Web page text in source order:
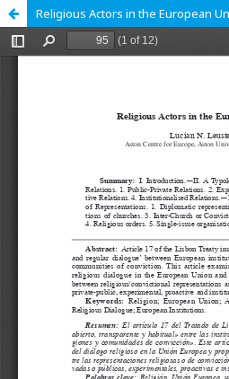
Religious Actors in the European